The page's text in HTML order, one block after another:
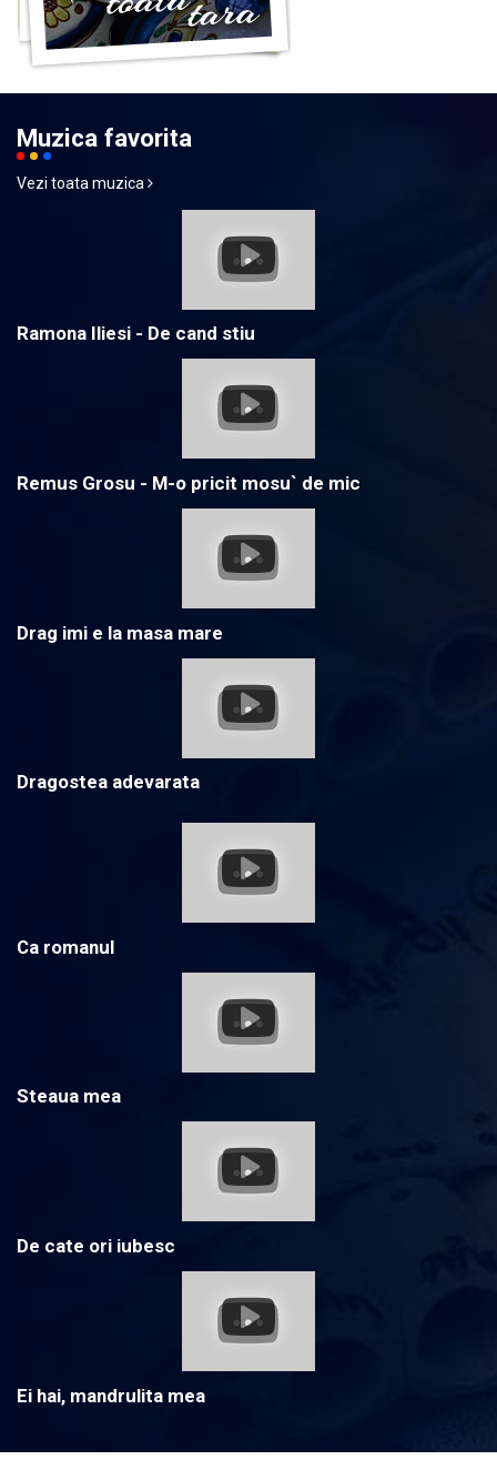
Muzica favorita
Vezi toata muzica
Ramona Iliesi - De cand stiu
Remus Grosu - M-o pricit mosu` de mic
Drag imi e la masa mare
Dragostea adevarata
Ca romanul
Steaua mea
De cate ori iubesc
Ei hai, mandrulita mea